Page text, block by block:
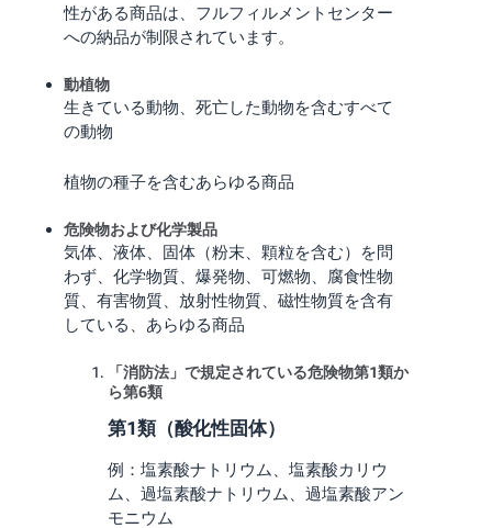
性がある商品は、フルフィルメントセンター
への納品が制限されています。
動植物
生きている動物、死亡した動物を含むすべて
の動物
植物の種子を含むあらゆる商品
危険物および化学製品
気体、液体、固体（粉末、顆粒を含む）を問
わず、化学物質、爆発物、可燃物、腐食性物
質、有害物質、放射性物質、磁性物質を含有
している、あらゆる商品
「消防法」で規定されている危険物第1類か
ら第6類
第1類（酸化性固体）
例：塩素酸ナトリウム、塩素酸カリウ
ム、過塩素酸ナトリウム、過塩素酸アン
モニウム